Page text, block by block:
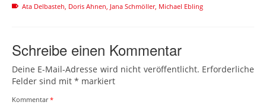
Ata Delbasteh, Doris Ahnen, Jana Schmöller, Michael Ebling
Schreibe einen Kommentar
Deine E-Mail-Adresse wird nicht veröffentlicht. Erforderliche
Felder sind mit * markiert
Kommentar*